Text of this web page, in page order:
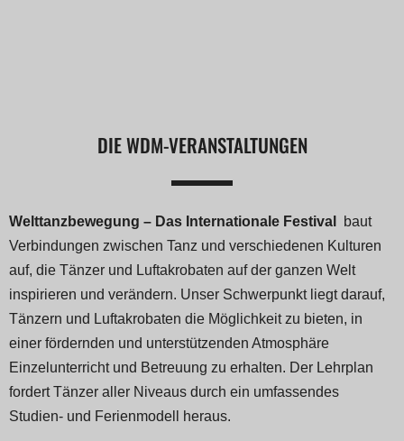
DIE WDM-VERANSTALTUNGEN
Welttanzbewegung – Das Internationale Festival
baut
Verbindungen zwischen Tanz und verschiedenen Kulturen
auf, die Tänzer und Luftakrobaten auf der ganzen Welt
inspirieren und verändern. Unser Schwerpunkt liegt darauf,
Tänzern und Luftakrobaten die Möglichkeit zu bieten, in
einer fördernden und unterstützenden Atmosphäre
Einzelunterricht und Betreuung zu erhalten. Der Lehrplan
fordert Tänzer aller Niveaus durch ein umfassendes
Studien- und Ferienmodell heraus.